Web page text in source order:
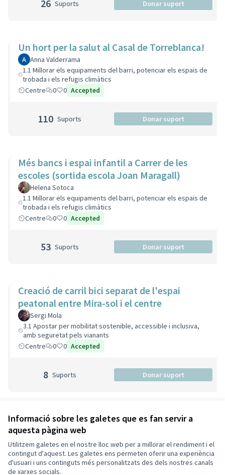
Informació sobre les galetes que es fan servir a
aquesta pàgina web
Utilitzem galetes en el nostre lloc web per a millorar el rendiment i el
contingut d'aquest. Les galetes ens permeten oferir una experiència
d'usuari i uns continguts més personalitzats des dels nostres canals
de xarxes socials.
26 Suports Donar suport
Un hort per la salut al Casal de Torreblanca!
Anna Valderrama
1.1 Millorar els equipaments del barri, potenciar els espais de
trobada i els refugis climàtics
Centre
0 0 Accepted
110 Suports Donar suport
Més bancs i espai infantil a Carrer de les
escoles (sortida escola Joan Maragall)
Helena Sotoca
1.1 Millorar els equipaments del barri, potenciar els espais de
trobada i els refugis climàtics
Centre
0 0 Accepted
53 Suports Donar suport
Creació de carril bici separat de l'espai
peatonal entre Mira-sol i el centre
Sergi Mola
3.1 Apostar per mobilitat sostenible, accessible i inclusiva,
amb seguretat pels vianants
Centre
0 0 Accepted
8 Suports Donar suport
Veure totes les propostes retirades
Termes i condicions d'ús
Configuració de les galetes
Decidim Sant Cugat a X
Decidim Sant Cugat a Facebook
Decidim Sant Cugat a Instagram
Decidim Sant Cugat a GitHub